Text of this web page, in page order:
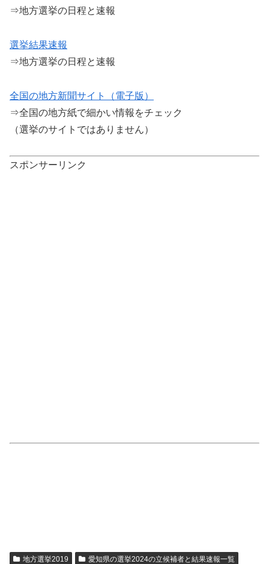
⇒地方選挙の日程と速報
選挙結果速報
⇒地方選挙の日程と速報
全国の地方新聞サイト（電子版）
⇒全国の地方紙で細かい情報をチェック
（選挙のサイトではありません）
スポンサーリンク
地方選挙2019 愛知県の選挙2024の立候補者と結果速報一覧